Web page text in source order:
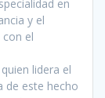
en
y el
el
lidera el
de este hecho